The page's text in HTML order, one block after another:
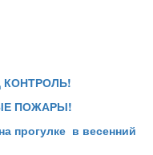
ПОЖАРЫ!
на прогулке в весенний